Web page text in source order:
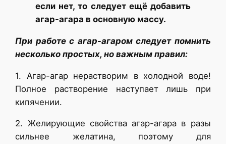
если нет, то следует ещё добавить
агар-агара в основную массу.
При работе с агар-агаром следует помнить
несколько простых, но важным правил:
1. Агар-агар нерастворим в холодной воде!
Полное растворение наступает лишь при
кипячении.
2. Желирующие свойства агар-агара в разы
сильнее желатина, поэтому для